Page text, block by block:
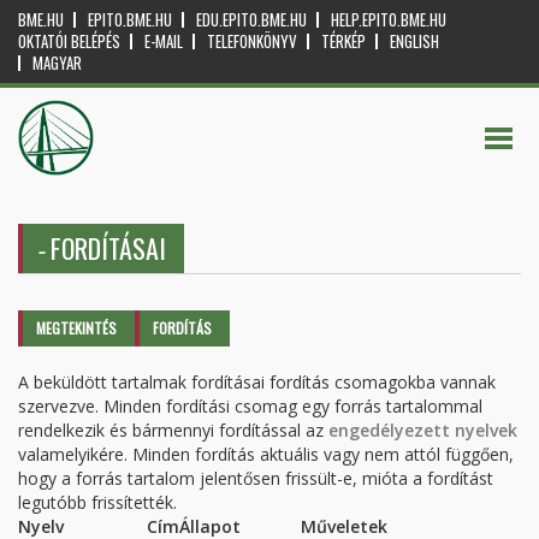
BME.HU EPITO.BME.HU EDU.EPITO.BME.HU
HELP.EPITO.BME.HU
OKTATÓI BELÉPÉS
E-MAIL TELEFONKÖNYV TÉRKÉP
ENGLISH
MAGYAR
-FORDÍTÁSAI
Elsődleges fülek
MEGTEKINTÉS FORDÍTÁS
A beküldött tartalmak fordításai fordítás csomagokba vannak
szervezve. Minden fordítási csomag egy forrás tartalommal
rendelkezik és bármennyi fordítással az engedélyezett nyelvek
valamelyikére. Minden fordítás aktuális vagy nem attól függően,
hogy a forrás tartalom jelentősen frissült-e, mióta a fordítást
legutóbb frissítették.
Nyelv
CímÁllapot
Műveletek